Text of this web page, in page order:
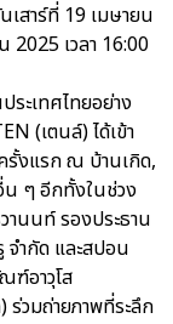
สาร์ที่ 19 เมษายน
2025 เวลา 16:00
ะเทศไทยอย่าง
(เตนล์) ได้เข้า
รั้งแรก ณ บ้านเกิด,
น ๆ อีกทั้งในช่วง
นนท์ รองประธาน
จำกัด และสปอน
อาวุโส
วมถ่ายภาพที่ระลึก